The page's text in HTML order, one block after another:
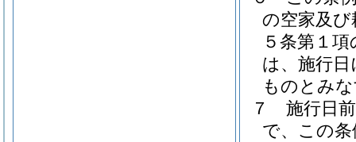
の空家及び
５条第１
は、施行日
ものとみ
７
施行日
で、この